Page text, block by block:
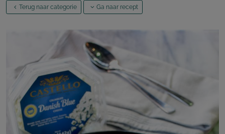
Terug naar categorie Ga naar recept